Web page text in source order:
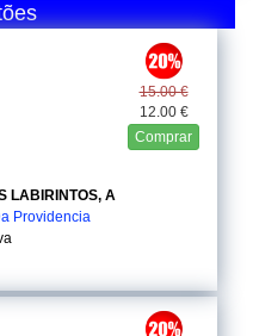
15.00 €
12.00 €
Comprar
LABIRINTOS, A
Providencia